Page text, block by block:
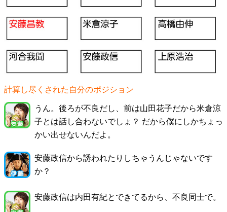
計算し尽くされた自分のポジション
うん。後ろが不良だし、前は山田花子だから米倉涼
子とは話し合わないでしょ？ だから僕にしかちょっ
かい出せないんだよ。
安藤政信から誘われたりしちゃうんじゃないです
か？
安藤政信は内田有紀とできてるから、不良同士で。